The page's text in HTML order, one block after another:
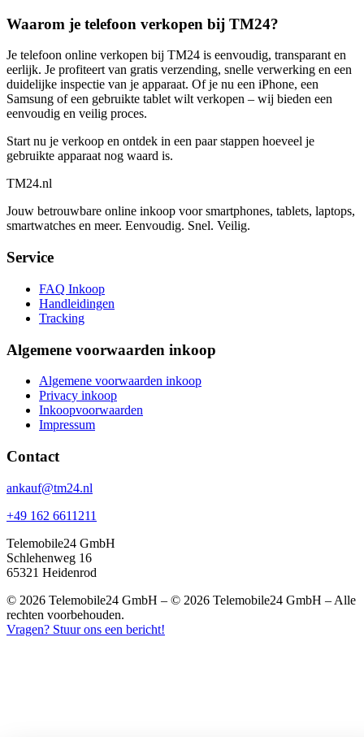
Waarom je telefoon verkopen bij TM24?
Je telefoon online verkopen bij TM24 is eenvoudig, transparant en
eerlijk. Je profiteert van gratis verzending, snelle verwerking en een
duidelijke inspectie van je apparaat. Of je nu een iPhone, een
Samsung of een gebruikte tablet wilt verkopen – wij bieden een
eenvoudig en veilig proces.
Start nu je verkoop en ontdek in een paar stappen hoeveel je
gebruikte apparaat nog waard is.
TM24.nl
Jouw betrouwbare online inkoop voor smartphones, tablets, laptops,
smartwatches en meer. Eenvoudig. Snel. Veilig.
Service
FAQ Inkoop
Handleidingen
Tracking
Algemene voorwaarden inkoop
Algemene voorwaarden inkoop
Privacy inkoop
Inkoopvoorwaarden
Impressum
Contact
ankauf@tm24.nl
+49 162 6611211
Telemobile24 GmbH
Schlehenweg 16
65321 Heidenrod
© 2026 Telemobile24 GmbH – © 2026 Telemobile24 GmbH – Alle
rechten voorbehouden.
Vragen? Stuur ons een bericht!